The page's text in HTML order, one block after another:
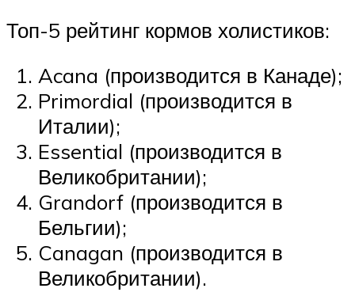
Топ-5 рейтинг кормов холистиков:
Acana (производится в Канаде);
Primordial (производится в
Италии);
Essential (производится в
Великобритании);
Grandorf (производится в
Бельгии);
Canagan (производится в
Великобритании).